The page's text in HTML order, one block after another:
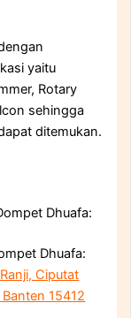
yaitu
Rotary
sehingga
ditemukan.
Dhuafa:
Dhuafa:
Ciputat
15412